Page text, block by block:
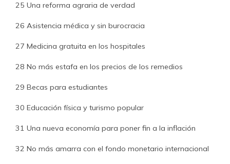
25 Una reforma agraria de verdad
26 Asistencia médica y sin burocracia
27 Medicina gratuita en los hospitales
28 No más estafa en los precios de los remedios
29 Becas para estudiantes
30 Educación física y turismo popular
31 Una nueva economía para poner fin a la inflación
32 No más amarra con el fondo monetario internacional